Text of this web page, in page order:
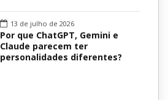
13 de julho de 2026
Por que ChatGPT, Gemini e
Claude parecem ter
personalidades diferentes?